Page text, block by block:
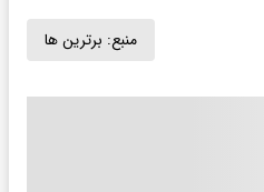
منبع: برترین ها